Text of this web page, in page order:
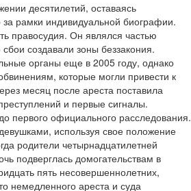
десятилетий, оставаясь
за рамки индивидуальной биографии.
правосудия. Он являлся частью
создавали зоны беззакония.
органы еще в 2005 году, однако
которые могли привести к
месяц после ареста поставила
и первые сигналы.
первого официального расследования.
используя свое положение
родители четырнадцатилетней
подверглась домогательствам в
пять несовершеннолетних,
немедленного ареста и суда